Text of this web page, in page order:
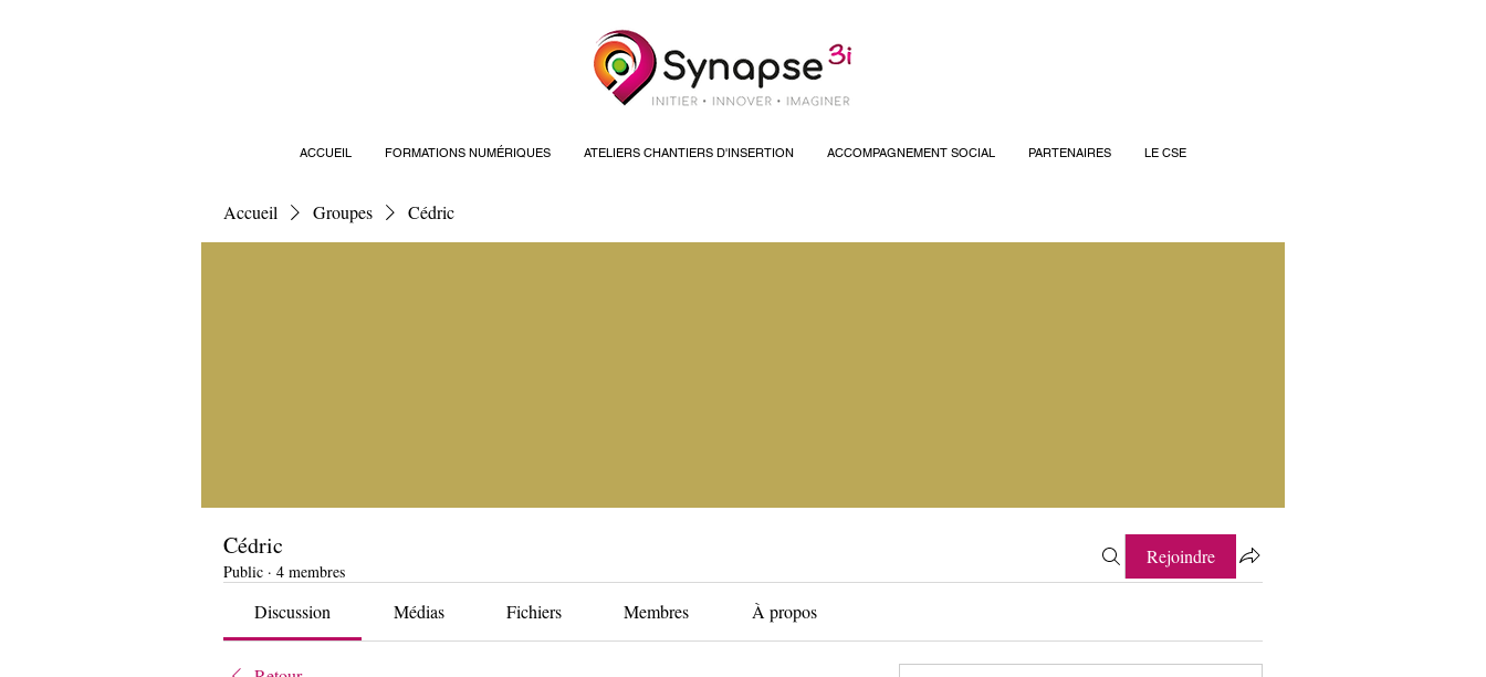
ACCUEIL FORMATIONS NUMÉRIQUES ATELIERS CHANTIERS D'INSERTION ACCOMPAGNEMENT SOCIAL PARTENAIRES LE CSE
Accueil Groupes Cédric
Cédric
Public · 4 membres
Rejoindre
Discussion Médias Fichiers Membres À propos